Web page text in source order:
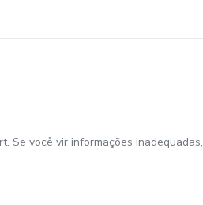
Se você vir informações inadequadas,